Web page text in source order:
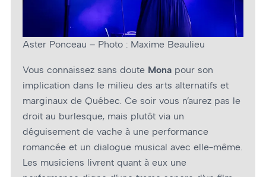
Aster Ponceau – Photo : Maxime Beaulieu
Vous connaissez sans doute Mona pour son
implication dans le milieu des arts alternatifs et
marginaux de Québec. Ce soir vous n’aurez pas le
droit au burlesque, mais plutôt via un
déguisement de vache à une performance
romancée et un dialogue musical avec elle-même.
Les musiciens livrent quant à eux une